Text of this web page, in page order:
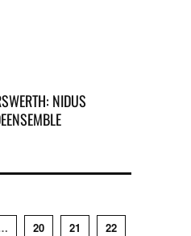
NIDUS
20 21
22